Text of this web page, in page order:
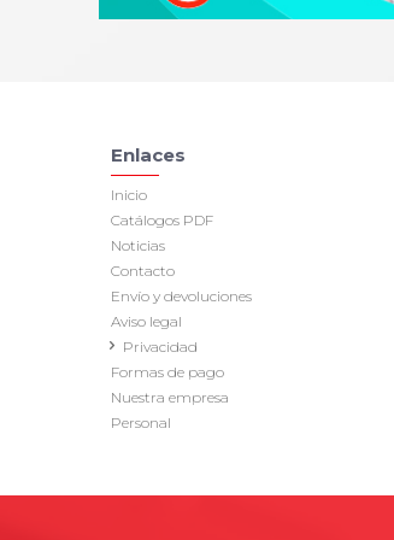
Enlaces
Inicio
Catálogos PDF
Noticias
Contacto
Envío y devoluciones
Aviso legal
Privacidad
Formas de pago
Nuestra empresa
Personal